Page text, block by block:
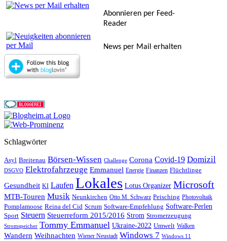
Abonnieren per Feed-
Reader
News per Mail erhalten
Schlagwörter
Asyl Breitenau Börsen-Wissen Challenge Corona Covid-19 Domizil
DSGVO Elektrofahrzeuge Emmanuel Energie Finanzen Flüchtlinge
Gesundheit KI Laufen Lokales Lotus Organizer Microsoft
MTB-Touren Musik Neunkirchen Otto M. Schwarz Peisching Photovoltaik
Pomplamoose Reina del Cid Scrum Software-Empfehlung Software-Perlen
Sport Steuern Steuerreform 2015/2016 Strom Stromerzeugung
Stromspeicher Tommy Emmanuel Ukraine-2022 Umwelt Walken
Wandern Weihnachten Wiener Neustadt Windows 7 Windows 11